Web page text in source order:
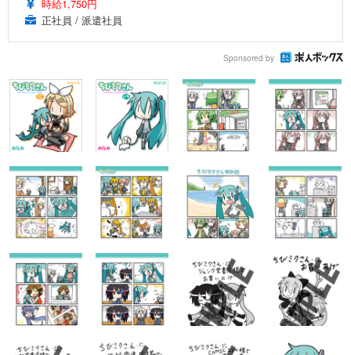
時給1,750円
正社員 / 派遣社員
Sponsored by